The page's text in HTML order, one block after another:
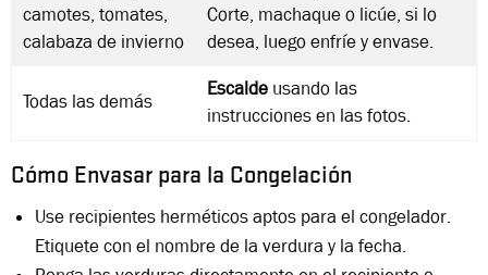
camotes, tomates,
calabaza de invierno
Corte, machaque o licúe, si lo
desea, luego enfríe y envase.
Todas las demás
Escalde usando las
instrucciones en las fotos.
Cómo Envasar para la Congelación
Use recipientes herméticos aptos para el congelador.
Etiquete con el nombre de la verdura y la fecha.